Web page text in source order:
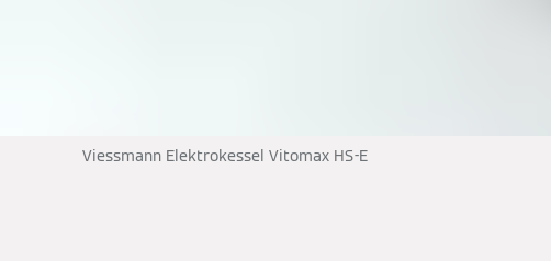
Viessmann Elektrokessel Vitomax HS-E